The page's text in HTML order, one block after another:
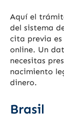
Aquí el
del sistema
cita previa
online. Un
necesitas
nacimiento
dinero.
Brasil